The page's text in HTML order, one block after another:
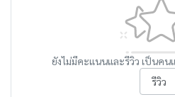
ยังไม่มีคะแนนและรีวิว เป็นค
รีวิว